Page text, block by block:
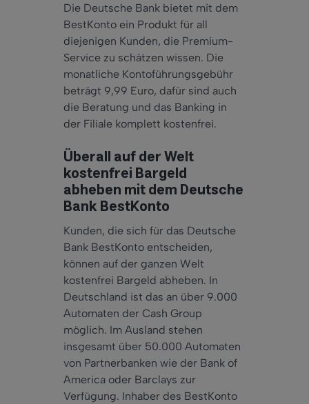
Die Deutsche Bank bietet mit dem
BestKonto ein Produkt für all
diejenigen Kunden, die Premium-
Service zu schätzen wissen. Die
monatliche Kontoführungsgebühr
beträgt 9,99 Euro, dafür sind auch
die Beratung und das Banking in
der Filiale komplett kostenfrei.
Überall auf der Welt
kostenfrei Bargeld
abheben mit dem Deutsche
Bank BestKonto
Kunden, die sich für das Deutsche
Bank BestKonto entscheiden,
können auf der ganzen Welt
kostenfrei Bargeld abheben. In
Deutschland ist das an über 9.000
Automaten der Cash Group
möglich. Im Ausland stehen
insgesamt über 50.000 Automaten
von Partnerbanken wie der Bank of
America oder Barclays zur
Verfügung. Inhaber des BestKonto